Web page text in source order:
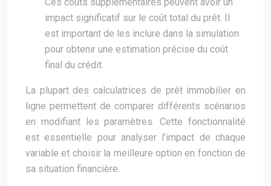
impact significatif sur le coût total du prêt. Il
est important de les inclure dans la simulation
pour obtenir une estimation précise du coût
final du crédit.
La plupart des calculatrices de prêt immobilier en
ligne permettent de comparer différents scénarios
en modifiant les paramètres. Cette fonctionnalité
est essentielle pour analyser l’impact de chaque
variable et choisir la meilleure option en fonction de
sa situation financière.